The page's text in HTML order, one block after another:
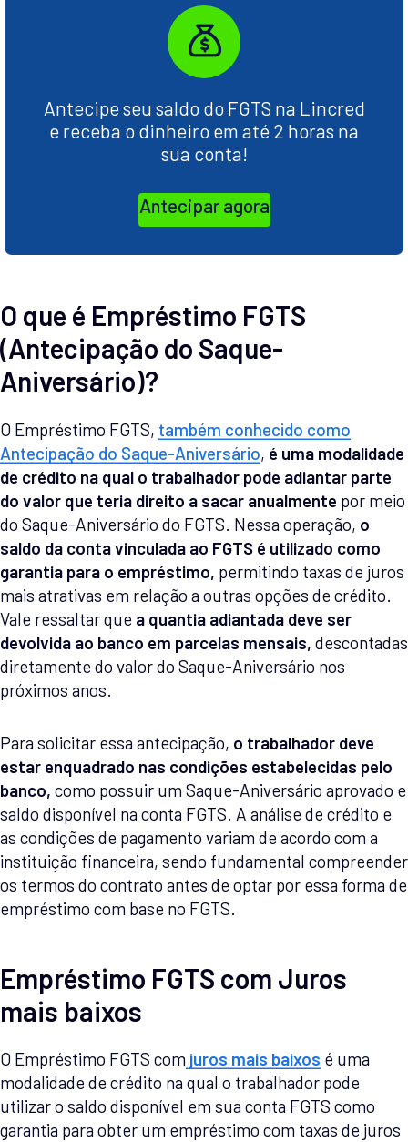
Antecipe seu saldo do FGTS na Lincred
e receba o dinheiro em até 2 horas na
sua conta!
Antecipar agora
O que é Empréstimo FGTS
(Antecipação do Saque-
Aniversário)?
O Empréstimo FGTS, também conhecido como
Antecipação do Saque-Aniversário, é uma modalidade
de crédito na qual o trabalhador pode adiantar parte
do valor que teria direito a sacar anualmente por meio
do Saque-Aniversário do FGTS. Nessa operação, o
saldo da conta vinculada ao FGTS é utilizado como
garantia para o empréstimo, permitindo taxas de juros
mais atrativas em relação a outras opções de crédito.
Vale ressaltar que a quantia adiantada deve ser
devolvida ao banco em parcelas mensais, descontadas
diretamente do valor do Saque-Aniversário nos
próximos anos.
Para solicitar essa antecipação, o trabalhador deve
estar enquadrado nas condições estabelecidas pelo
banco, como possuir um Saque-Aniversário aprovado e
saldo disponível na conta FGTS. A análise de crédito e
as condições de pagamento variam de acordo com a
instituição financeira, sendo fundamental compreender
os termos do contrato antes de optar por essa forma de
empréstimo com base no FGTS.
Empréstimo FGTS com Juros
mais baixos
O Empréstimo FGTS com juros mais baixos é uma
modalidade de crédito na qual o trabalhador pode
utilizar o saldo disponível em sua conta FGTS como
garantia para obter um empréstimo com taxas de juros